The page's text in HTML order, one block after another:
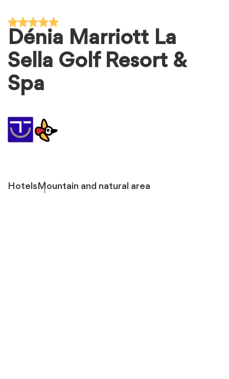
Dénia Marriott La
Sella Golf Resort &
Spa
Hotels Mountain and natural area